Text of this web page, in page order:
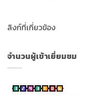
ลิงก์ที่เกี่ยวข้อง
จำนวนผู้เข้าเยี่ยมชม